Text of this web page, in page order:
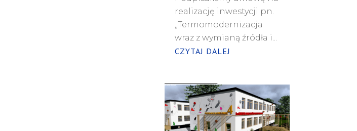
realizację inwestycji pn.
„Termomodernizacja
wraz z wymianą źródła i...
CZYTAJ DALEJ